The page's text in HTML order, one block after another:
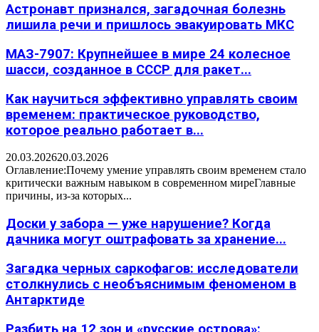
Астронавт признался, загадочная болезнь
лишила речи и пришлось эвакуировать МКС
МАЗ-7907: Крупнейшее в мире 24 колесное
шасси, созданное в СССР для ракет...
Как научиться эффективно управлять своим
временем: практическое руководство,
которое реально работает в...
20.03.202620.03.2026
Оглавление:Почему умение управлять своим временем стало
критически важным навыком в современном миреГлавные
причины, из-за которых...
Доски у забора — уже нарушение? Когда
дачника могут оштрафовать за хранение...
Загадка черных саркофагов: исследователи
столкнулись с необъяснимым феноменом в
Антарктиде